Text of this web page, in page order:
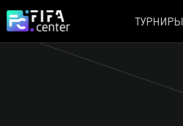
ТУРНИРЫ